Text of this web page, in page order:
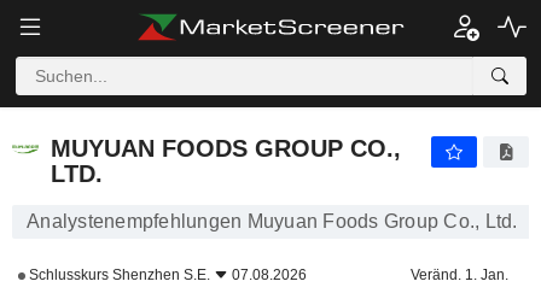
MUYUAN FOODS GROUP CO.,
LTD.
Analystenempfehlungen Muyuan Foods Group Co., Ltd.
Schlusskurs Shenzhen S.E. 07.08.2026 Veränd. 1. Jan.